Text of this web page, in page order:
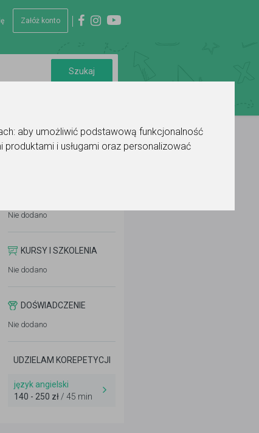
aby umożliwić podstawową funkcjonalność
i usługami oraz personalizować
Załóż konto
Nie dodano
KURSY I SZKOLENIA
Nie dodano
DOŚWIADCZENIE
Nie dodano
UDZIELAM KOREPETYCJI
język angielski
140 - 250 zł / 45 min